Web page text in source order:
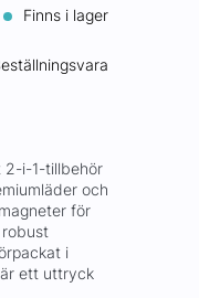
Finns i lager
2-i-1-tillbehör
och
för
i
ett uttryck